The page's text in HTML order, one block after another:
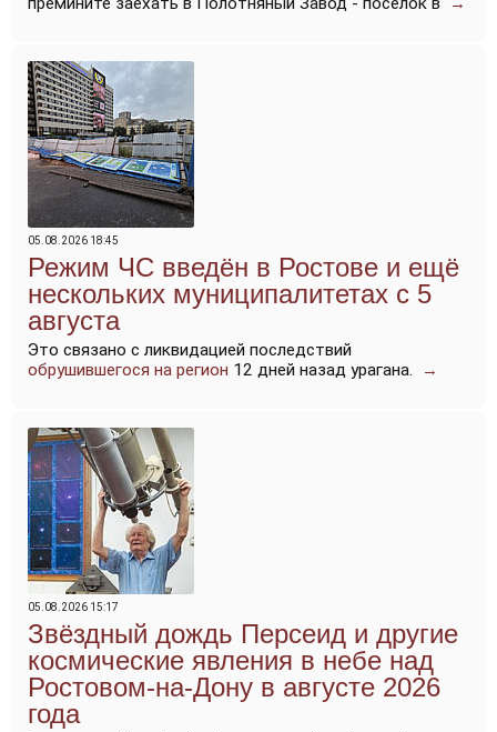
05.08.2026 18:45
Режим ЧС введён в Ростове и ещё
нескольких муниципалитетах с 5
августа
Это связано с ликвидацией последствий
обрушившегося на регион 12 дней назад урагана. →
05.08.2026 15:17
Звёздный дождь Персеид и другие
космические явления в небе над
Ростовом-на-Дону в августе 2026
года